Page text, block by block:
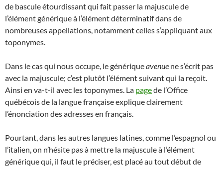
de bascule étourdissant qui fait passer la majuscule de
l’élément générique à l’élément déterminatif dans de
nombreuses appellations, notamment celles s’appliquant aux
toponymes.
Dans le cas qui nous occupe, le génériqueavenue ne s’écrit pas
avec la majuscule; c’est plutôt l’élément suivant qui la reçoit.
Ainsi en va-t-il avec les toponymes. La pagede l’Office
québécois de la langue française explique clairement
l’énonciation des adresses en français.
Pourtant, dans les autres langues latines, comme l’espagnol ou
l’italien, on n’hésite pas à mettre la majuscule à l’élément
générique qui, il faut le préciser, est placé au tout début de